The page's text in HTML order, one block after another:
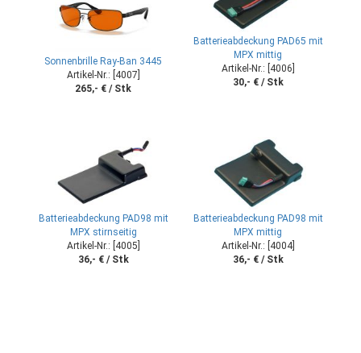
Sonnenbrille Ray-Ban 3445
Artikel-Nr.: [4007]
265,- € / Stk
Batterieabdeckung PAD65 mit
MPX mittig
Artikel-Nr.: [4006]
30,- € / Stk
Batterieabdeckung PAD98 mit
MPX stirnseitig
Artikel-Nr.: [4005]
36,- € / Stk
Batterieabdeckung PAD98 mit
MPX mittig
Artikel-Nr.: [4004]
36,- € / Stk